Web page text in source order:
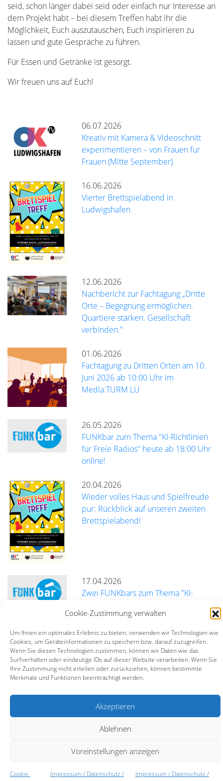
Cookie-Zustimmung verwalten
Um Ihnen ein optimales Erlebnis zu bieten, verwenden wir Technologien wie
Cookies, um Geräteinformationen zu speichern bzw. darauf zuzugreifen.
Wenn Sie diesen Technologien zustimmen, können wir Daten wie das
Surfverhalten oder eindeutige IDs auf dieser Website verarbeiten. Wenn Sie
Ihre Zustimmung nicht erteilen oder zurückziehen, können bestimmte
Merkmale und Funktionen beeinträchtigt werden.
Akzeptieren
Ablehnen
Voreinstellungen anzeigen
Cookie- Impressum / Datenschutz / Impressum / Datenschutz /
seid, schon länger dabei seid oder einfach nur Interesse an
dem Projekt habt – bei diesem Treffen habt ihr die
Möglichkeit, Euch auszutauschen, Euch inspirieren zu
lassen und gute Gespräche zu führen.
Für Essen und Getränke ist gesorgt.
Wir freuen uns auf Euch!
06.07.2026
Kreativ mit Kamera & Videoschnitt
experimentieren – von Frauen für
Frauen (Mitte September)
16.06.2026
Vierter Brettspielabend in
Ludwigshafen
12.06.2026
Nachbericht zur Fachtagung „Dritte
Orte – Begegnung ermöglichen.
Quartiere stärken. Gesellschaft
verbinden."
01.06.2026
Fachtagung zu Dritten Orten am 10.
Juni 2026 ab 10:00 Uhr im
Media:TURM LU
26.05.2026
FUNKbar zum Thema "KI-Richtlinien
für Freie Radios" heute ab 18:00 Uhr
online!
20.04.2026
Wieder volles Haus und Spielfreude
pur: Rückblick auf unseren zweiten
Brettspielabend!
17.04.2026
Zwei FUNKbars zum Thema "KI-
mehr
Bildungszentrum BürgerMedien e.V. (BZBM)
Turmstraße 10 | 67059 Ludwigshafen |
Datenschutz